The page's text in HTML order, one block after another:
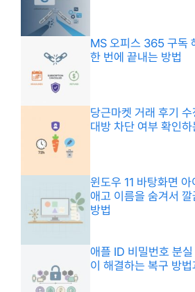
MS 오피스 365 구독
한 번에 끝내는 방법
당근마켓 거래 후기
대방 차단 여부 확인하
윈도우 11 바탕화면
애고 이름을 숨겨서
방법
애플 ID 비밀번호 분
이 해결하는 복구 방